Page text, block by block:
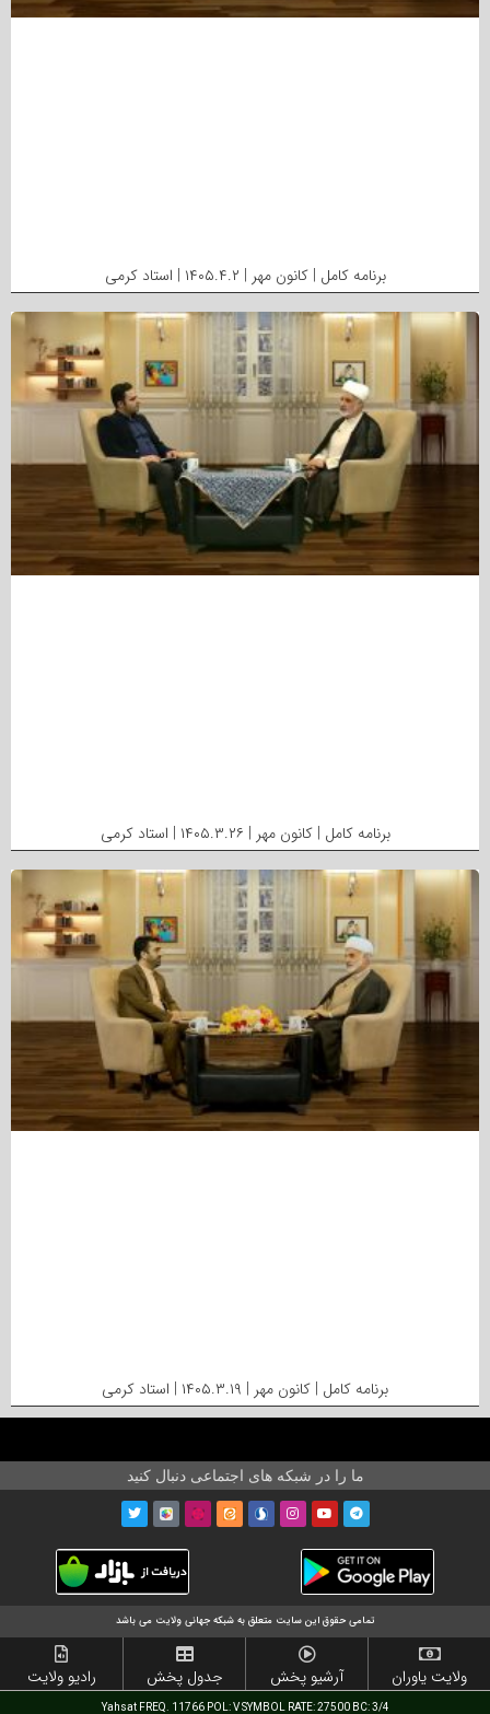
برنامه کامل | کانون مهر | ۱۴۰۵.۴.۲ | استاد کرمی
برنامه کامل | کانون مهر | ۱۴۰۵.۳.۲۶ | استاد کرمی
برنامه کامل | کانون مهر | ۱۴۰۵.۳.۱۹ | استاد کرمی
ما را در شبکه های اجتماعی دنبال کنید
تمامی حقوق این سایت متعلق به شبکه جهانی ولایت می باشد
ولایت یاوران آرشیو پخش جدول پخش رادیو ولایت
Yahsat FREQ. 11766 POL: V SYMBOL RATE: 27500 BC: 3/4